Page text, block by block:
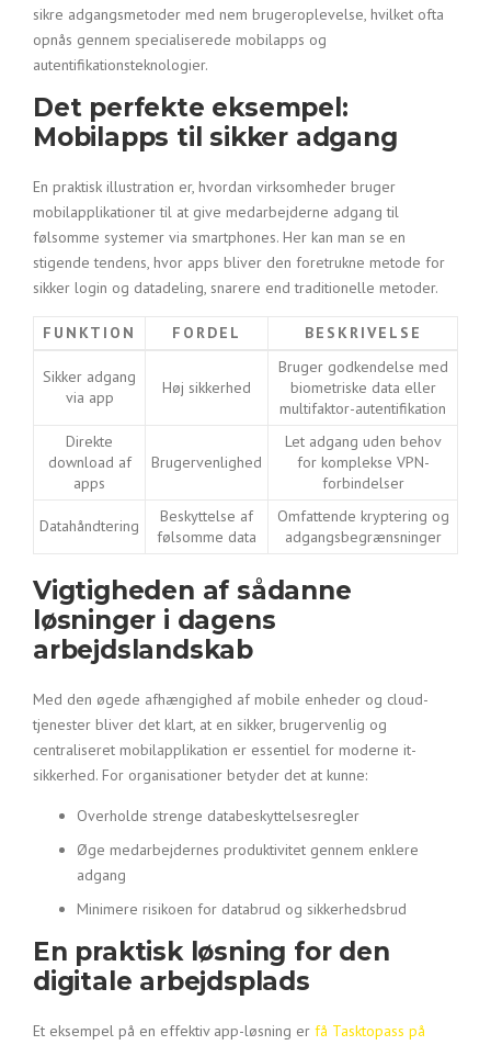
sikre adgangsmetoder med nem brugeroplevelse, hvilket ofta
opnås gennem specialiserede mobilapps og
autentifikationsteknologier.
Det perfekte eksempel:
Mobilapps til sikker adgang
En praktisk illustration er, hvordan virksomheder bruger
mobilapplikationer til at give medarbejderne adgang til
følsomme systemer via smartphones. Her kan man se en
stigende tendens, hvor apps bliver den foretrukne metode for
sikker login og datadeling, snarere end traditionelle metoder.
FUNKTION FORDEL BESKRIVELSE
Sikker adgang
via app
Høj sikkerhed
Bruger godkendelse med
biometriske data eller
multifaktor-autentifikation
Direkte
download af
apps
Brugervenlighed
Let adgang uden behov
for komplekse VPN-
forbindelser
Datahåndtering
Beskyttelse af
følsomme data
Omfattende kryptering og
adgangsbegrænsninger
Vigtigheden af sådanne
løsninger i dagens
arbejdslandskab
Med den øgede afhængighed af mobile enheder og cloud-
tjenester bliver det klart, at en sikker, brugervenlig og
centraliseret mobilapplikation er essentiel for moderne it-
sikkerhed. For organisationer betyder det at kunne:
Overholde strenge databeskyttelsesregler
Øge medarbejdernes produktivitet gennem enklere
adgang
Minimere risikoen for databrud og sikkerhedsbrud
En praktisk løsning for den
digitale arbejdsplads
Et eksempel på en effektiv app-løsning er få Tasktopass på